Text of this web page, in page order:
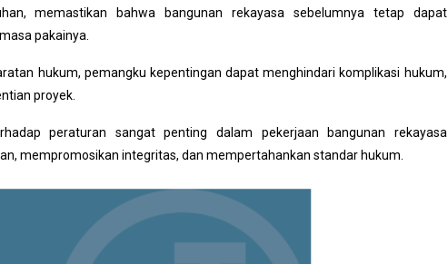
memastikan bahwa bangunan rekayasa sebelumnya tetap dapat
pakainya.
hukum, pemangku kepentingan dapat menghindari komplikasi hukum,
proyek.
peraturan sangat penting dalam pekerjaan bangunan rekayasa
mempromosikan integritas, dan mempertahankan standar hukum.